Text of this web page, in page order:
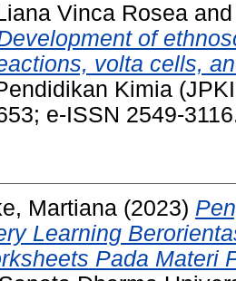
Vinca Rosea
of
volta cells,
Kimia
e-ISSN 2549-
Martiana (2023)
Learning
Pada Materi